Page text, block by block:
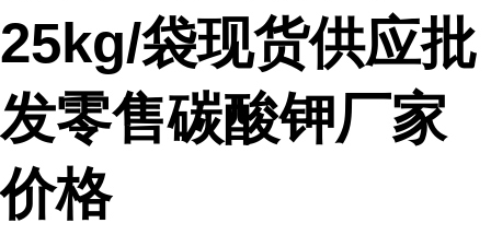
25kg/袋现货供应批
发零售碳酸钾厂家
价格